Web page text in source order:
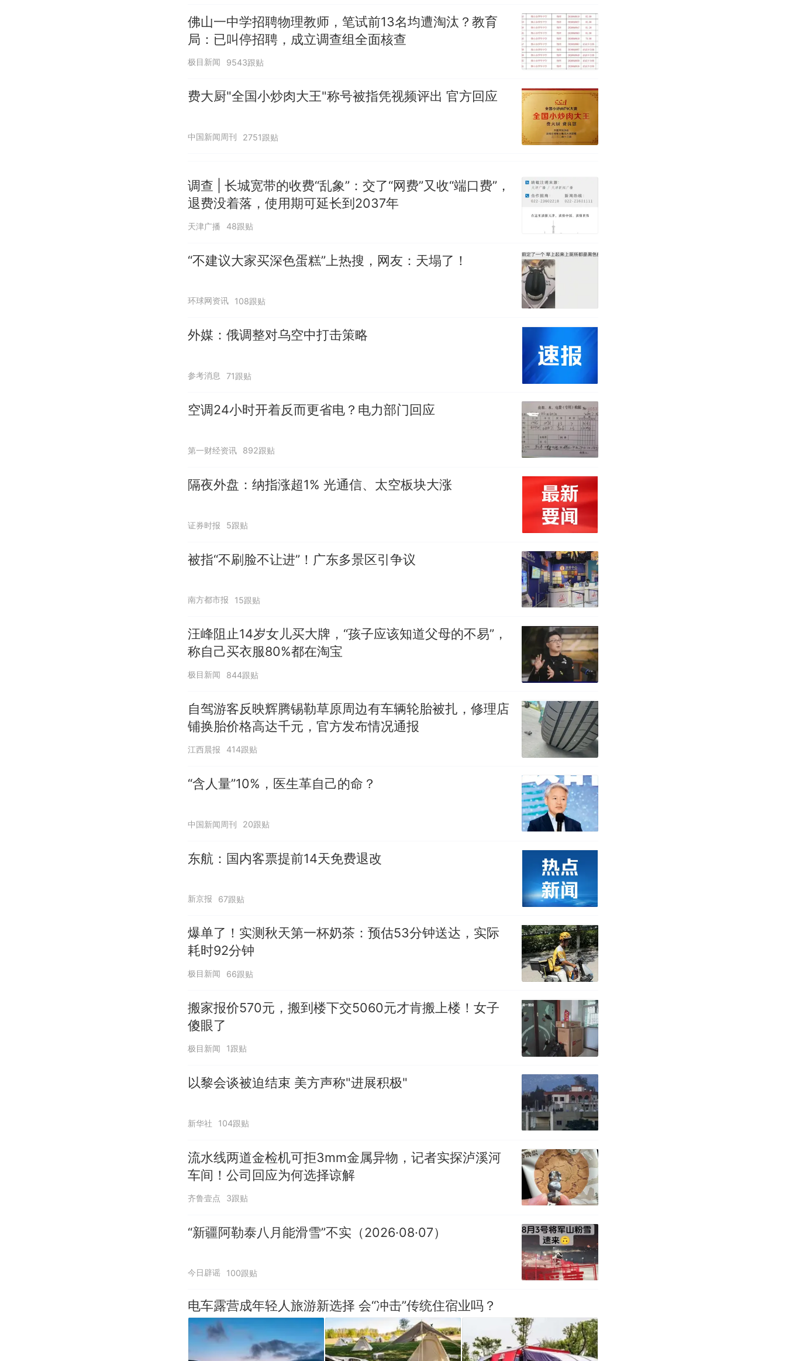
佛山一中学招聘物理教师，笔试前13名均遭淘汰？教育
局：已叫停招聘，成立调查组全面核查
极目新闻 9543跟贴
费大厨"全国小炒肉大王"称号被指凭视频评出 官方回应
中国新闻周刊 2751跟贴
调查 | 长城宽带的收费“乱象”：交了“网费”又收“端口费”，
退费没着落，使用期可延长到2037年
天津广播 48跟贴
“不建议大家买深色蛋糕”上热搜，网友：天塌了！
环球网资讯 108跟贴
外媒：俄调整对乌空中打击策略
参考消息 71跟贴
空调24小时开着反而更省电？电力部门回应
第一财经资讯 892跟贴
隔夜外盘：纳指涨超1% 光通信、太空板块大涨
证券时报 5跟贴
被指“不刷脸不让进”！广东多景区引争议
南方都市报 15跟贴
汪峰阻止14岁女儿买大牌，“孩子应该知道父母的不易”，
称自己买衣服80%都在淘宝
极目新闻 844跟贴
自驾游客反映辉腾锡勒草原周边有车辆轮胎被扎，修理店
铺换胎价格高达千元，官方发布情况通报
江西晨报 414跟贴
“含人量”10%，医生革自己的命？
中国新闻周刊 20跟贴
东航：国内客票提前14天免费退改
新京报 67跟贴
爆单了！实测秋天第一杯奶茶：预估53分钟送达，实际
耗时92分钟
极目新闻 66跟贴
搬家报价570元，搬到楼下交5060元才肯搬上楼！女子
傻眼了
极目新闻 1跟贴
以黎会谈被迫结束 美方声称"进展积极"
新华社 104跟贴
流水线两道金检机可拒3mm金属异物，记者实探泸溪河
车间！公司回应为何选择谅解
齐鲁壹点 3跟贴
“新疆阿勒泰八月能滑雪”不实（2026·08·07）
今日辟谣 100跟贴
电车露营成年轻人旅游新选择 会“冲击”传统住宿业吗？